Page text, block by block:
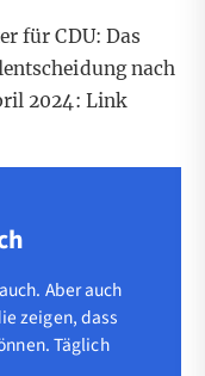
für CDU: Das
nach
2024: Link
Aber auch
zeigen, dass
Täglich